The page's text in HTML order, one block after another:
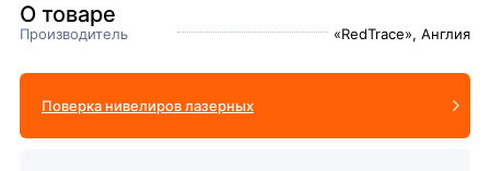
О товаре
Производитель «RedTrace», Англия
Поверка нивелиров лазерных